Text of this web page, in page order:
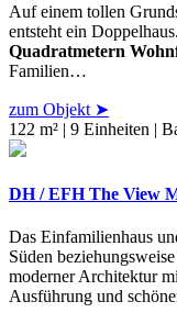
Auf einem tollen
entsteht ein
Quadratmetern
Familien…
zum Objekt ➤
122 m² | 9 Einheiten |
DH / EFH The View
Das Einfamilienhaus
Süden
moderner Architektur
Ausführung und